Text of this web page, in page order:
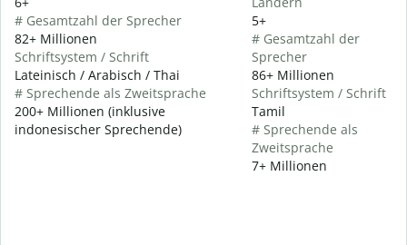
# Gesamtzahl der Sprecher
82+ Millionen
Schriftsystem / Schrift
Lateinisch / Arabisch / Thai
# Sprechende als Zweitsprache
200+ Millionen (inklusive
indonesischer Sprechende)
5+
# Gesamtzahl der
Sprecher
86+ Millionen
Schriftsystem / Schrift
Tamil
# Sprechende als
Zweitsprache
7+ Millionen